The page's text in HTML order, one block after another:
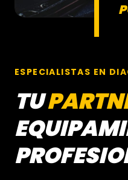
ESPECIALISTAS EN
TU